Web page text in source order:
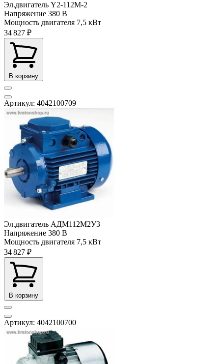
Эл.двигатель Y2-112M-2
Напряжение 380 В
Мощность двигателя 7,5 кВт
34 827 ₽
В корзину
Артикул: 4042100709
Эл.двигатель АДМ112M2У3
Напряжение 380 В
Мощность двигателя 7,5 кВт
34 827 ₽
В корзину
Артикул: 4042100700